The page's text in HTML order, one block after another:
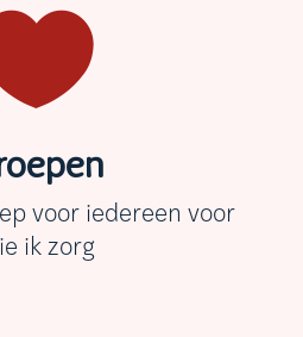
voor iedereen voor
ik zorg